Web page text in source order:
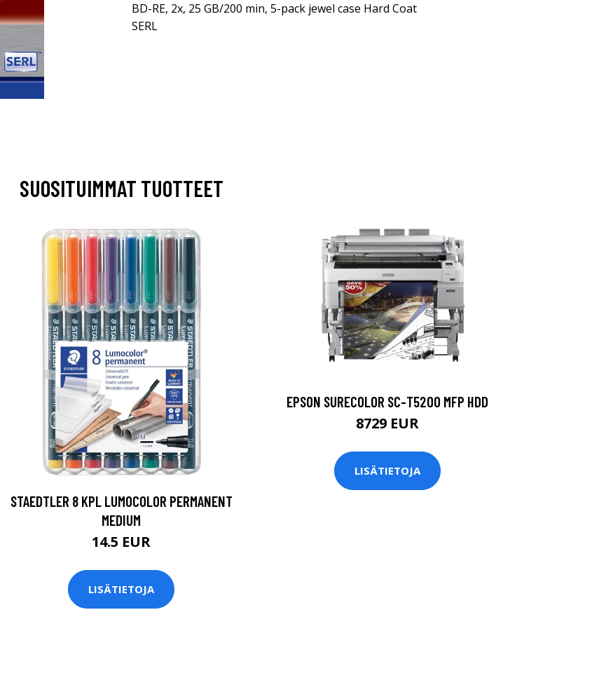
BD-RE, 2x, 25 GB/200 min, 5-pack jewel case Hard Coat
SERL
SUOSITUIMMAT TUOTTEET
STAEDTLER 8 KPL LUMOCOLOR PERMANENT
MEDIUM
14.5 EUR
LISÄTIETOJA
EPSON SURECOLOR SC-T5200 MFP HDD
8729 EUR
LISÄTIETOJA